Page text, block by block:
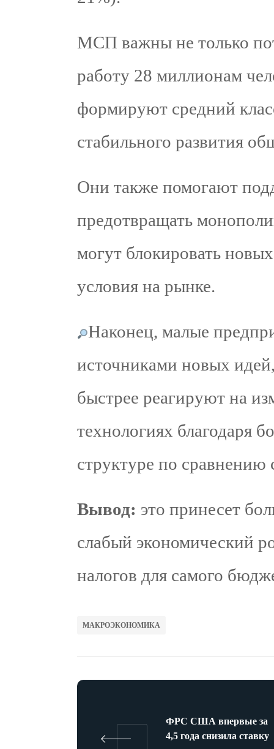
МСП важны не только
работу 28 миллионам
формируют средний
стабильного развития
Они также помогают
предотвращать
могут блокировать
условия на рынке.
Наконец, малые
источниками новых
быстрее реагируют на
технологиях благодаря
структуре по
Вывод: это принесет
слабый экономический
налогов для самого
МАКРОЭКОНОМИКА
ФРС США впервые за
4,5 года снизила ставку